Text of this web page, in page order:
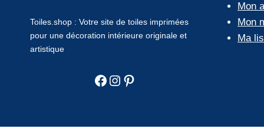
Toiles.shop : Votre site de toiles imprimées
pour une décoration intérieure originale et
artistique
Facebook
Instagram
Pinterest
Mon
Mon
Ma